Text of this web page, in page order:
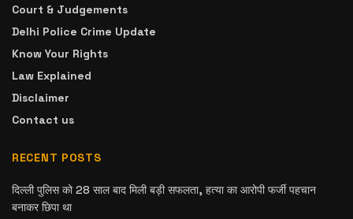
Court & Judgements
Delhi Police Crime Update
Know Your Rights
Law Explained
Disclaimer
Contact us
RECENT POSTS
दिल्ली पुलिस को 28 साल बाद मिली बड़ी सफलता, हत्या का आरोपी फर्जी पहचान
बनाकर छिपा था